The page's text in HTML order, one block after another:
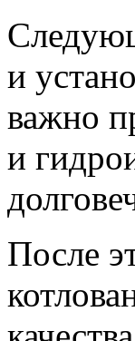
и
важно
и
После